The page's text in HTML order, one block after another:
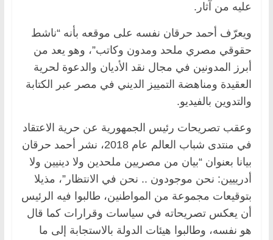
عليه من آثار.
ويعرّف أحمد حرقان نفسه على موقعه بأنه “ناشط
حقوقي مصري ملحد ومدون وكاتب”، وهو يعد من
أبرز المدونين في مجال نقد الأديان والدعوة لحرية
العقيدة ومناهضة التمييز الديني في مصر عبر الكتابة
والتدوين بالفيديو.
وعقب تصريحات رئيس الجمهورية عن حرية الاعتقاد
في منتدى شباب العالم عام 2018، نشر أحمد حرقان
بيانا بعنوان “بيان من مصريين ملحدين ولا دينيين ولا
أدرييين: نحن موجودون .. نحن في الانتظار”، مذيلا
بتوقيعات مجموعة من المواطنين، طالبوا فيه الرئيس
أن يعكس تصريحاته في سياسات وقرارات كما قال
هو نفسه، وطالبوا هيئات الدولة بالاستجابة إلى ما